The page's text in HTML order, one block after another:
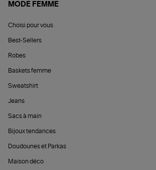
MODE FEMME
Choisi pour vous
Best-Sellers
Robes
Baskets femme
Sweatshirt
Jeans
Sacs à main
Bijoux tendances
Doudounes et Parkas
Maison déco